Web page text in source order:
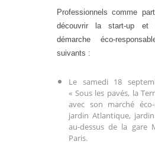
Professionnels comme
découvrir la start-up et
démarche éco-
suivants :
Le samedi 18
« Sous les pavés, la
avec son marché
jardin Atlantique,
au-dessus de la gare
Paris.